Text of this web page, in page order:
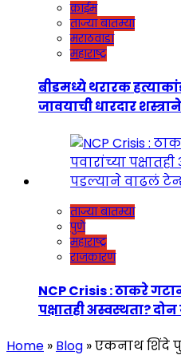
क्राईम
ताज्या बातम्या
मराठवाडा
महाराष्ट्र
बीडमध्ये थरारक
जावयाची धारदार
ताज्या बातम्या
पुणे
महाराष्ट्र
राजकारण
NCP Crisis : ठाकरे
पक्षातही अस्वस्थता?
Home » Blog »एकनाथ शिंदे